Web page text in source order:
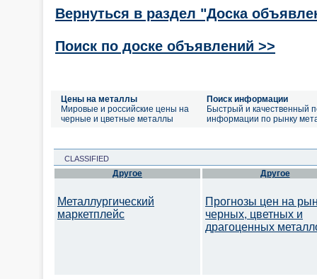
Вернуться в раздел "Доска
Поиск по доске объявлений >>
Цены на металлы
Мировые и российские цены на
черные и цветные металлы
Поиск информации
Быстрый и качественный
информации по рынку
CLASSIFIED
Другое
Металлургический
маркетплейс
Другое
Прогнозы цен на
черных, цветных и
драгоценных